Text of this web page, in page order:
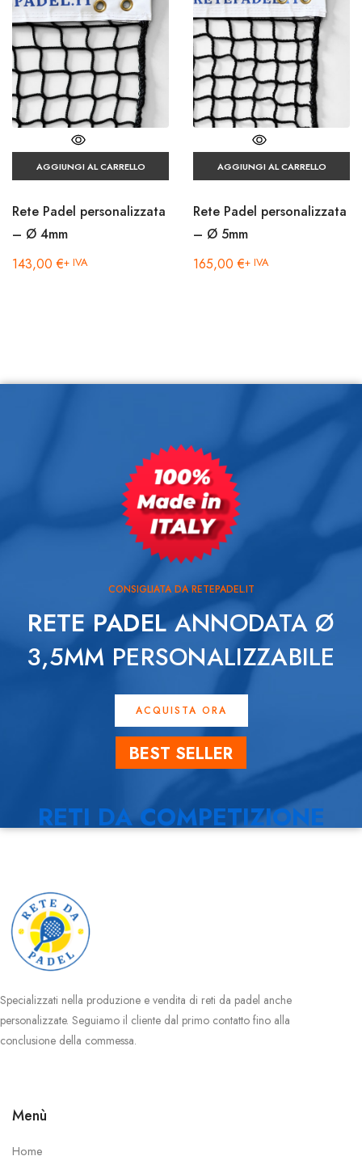
AGGIUNGI AL CARRELLO
Padel personalizzata
Ø 4mm
€+ IVA
AGGIUNGI AL CARRELLO
Rete Padel personalizzata
– Ø 5mm
165,00€+ IVA
CONSIGLIATA DA RETEPADEL.IT
RETE PADELANNODATA Ø
3,5MM PERSONALIZZABILE
ACQUISTA ORA
BEST SELLER
RETI DA COMPETIZIONE
Specializzati nella produzione e vendita di reti da padel anche
personalizzate. Seguiamo il cliente dal primo contatto fino alla
conclusione della commessa.
Menù
Home